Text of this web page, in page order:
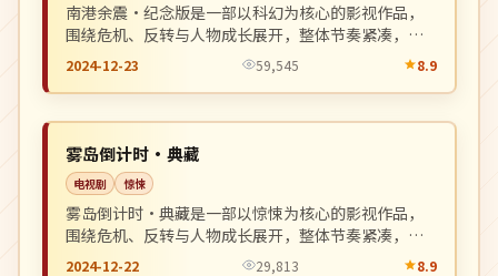
南港余震·纪念版是一部以科幻为核心的影视作品，
围绕危机、反转与人物成长展开，整体节奏紧凑，值
得推荐观看。
2024-12-23 59,545 8.9
美国
雾岛倒计时·典藏
电视剧 惊悚
雾岛倒计时·典藏是一部以惊悚为核心的影视作品，
围绕危机、反转与人物成长展开，整体节奏紧凑，值
得推荐观看。
2024-12-22 29,813 8.9